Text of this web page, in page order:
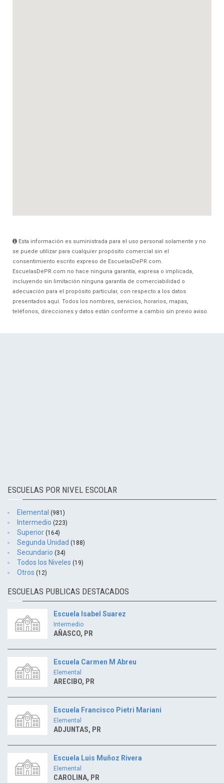
Esta información es suministrada para el uso personal solamente y no
se puede utilizar para cualquier propósito comercial sin el
consentimiento escrito expreso de EscuelasDePR.com.
EscuelasDePR.com no hace ninguna garantía, expresa o implicada,
incluyendo sin limitación ninguna garantía de comerciabilidad o
adecuación para el propósito particular, con respecto a los datos
presentados aquí. Todos los nombres, servicios, horarios, mapas,
teléfonos, direcciones y datos están conforme a cambio sin previo aviso.
ESCUELAS POR NIVEL ESCOLAR
Elemental (981)
Intermedio (223)
Superior (164)
Segunda Unidad (188)
Secundario (34)
Todos los Niveles (19)
Otros (12)
ESCUELAS PUBLICAS DESTACADOS
Escuela Isabel Suarez
Intermedio
AÑASCO, PR
Escuela Carmen M Abreu
Elemental
ARECIBO, PR
Escuela Francisco Pietri Mariani
Elemental
ADJUNTAS, PR
Escuela Luis Muñoz Rivera
Elemental
CAROLINA, PR